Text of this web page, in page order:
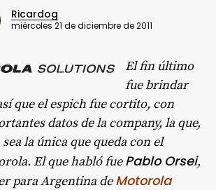
Ricardog
miércoles 21 de diciembre de 2011
El fin último
fue brindar
que el espich fue cortito, con
datos de la company, la que,
la única que queda con el
El que habló fuePablo Orsei,
para Argentina deMotorola